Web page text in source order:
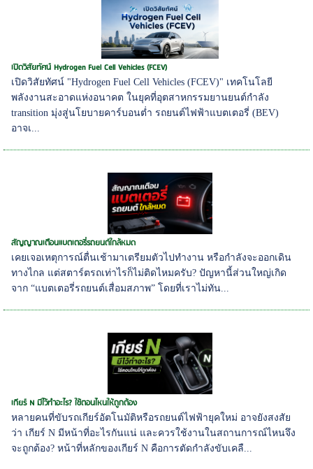
เปิดวิสัยทัศน์ Hydrogen Fuel Cell Vehicles (FCEV)
เปิดวิสัยทัศน์ "Hydrogen Fuel Cell Vehicles (FCEV)" เทคโนโลยี
พลังงานสะอาดแห่งอนาคต ในยุคที่อุตสาหกรรมยานยนต์กำลัง
transition มุ่งสู่นโยบายคาร์บอนต่ำ รถยนต์ไฟฟ้าแบตเตอรี่ (BEV)
อาจเ...
สัญญาณเตือนแบตเตอรี่รถยนต์ใกล้หมด
เคยเจอเหตุการณ์ตื่นเช้ามาเตรียมตัวไปทำงาน หรือกำลังจะออกเดิน
ทางไกล แต่สตาร์ตรถเท่าไรก็ไม่ติดไหมครับ? ปัญหานี้ส่วนใหญ่เกิด
จาก “แบตเตอรี่รถยนต์เสื่อมสภาพ” โดยที่เราไม่ทัน...
เกียร์ N มีไว้ทำอะไร? ใช้ตอนไหนให้ถูกต้อง
หลายคนที่ขับรถเกียร์อัตโนมัติหรือรถยนต์ไฟฟ้ายุคใหม่ อาจยังสงสัย
ว่า เกียร์ N มีหน้าที่อะไรกันแน่ และควรใช้งานในสถานการณ์ไหนจึง
จะถูกต้อง? หน้าที่หลักของเกียร์ N คือการตัดกำลังขับเคลื...